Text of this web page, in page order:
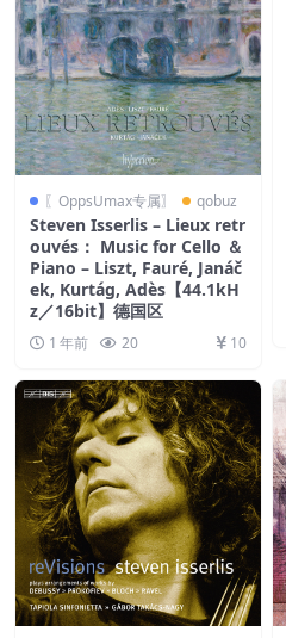
〖OppsUmax专属〗 qobuz
Steven Isserlis – Lieux retr
ouvés： Music for Cello ＆
Piano – Liszt, Fauré, Janáč
ek, Kurtág, Adès【44.1kH
z／16bit】德国区
1 年前 20 10